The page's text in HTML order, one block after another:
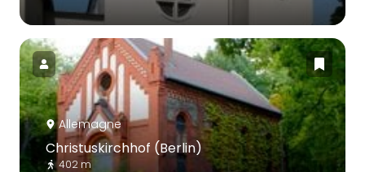
Allemagne
Christuskirchhof (Berlin)
402 m